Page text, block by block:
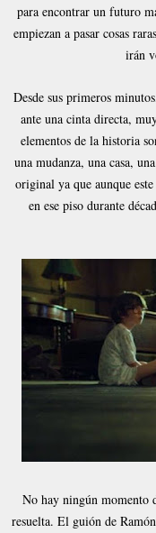
para encontrar un futuro
empiezan a pasar cosas
irán
Desde sus primeros
ante una cinta directa,
elementos de la historia
una mudanza, una casa,
original ya que aunque
en ese piso durante
No hay ningún momento
resuelta. El guión de